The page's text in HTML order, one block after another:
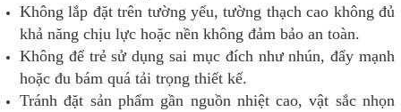
Không lắp đặt trên tường yếu, tường thạch cao không đủ
khả năng chịu lực hoặc nền không đảm bảo an toàn.
Không để trẻ sử dụng sai mục đích như nhún, đẩy mạnh
hoặc đu bám quá tải trọng thiết kế.
Tránh đặt sản phẩm gần nguồn nhiệt cao, vật sắc nhọn